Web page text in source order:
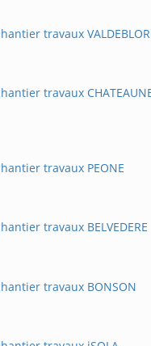
travaux
travaux
travaux PEONE
travaux BELVEDERE
travaux BONSON